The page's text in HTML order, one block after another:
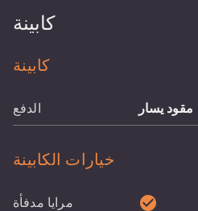
كابينة
كابينة
الدفع مقود يسار
خيارات الكابينة
مرايا مدفأة check_circle